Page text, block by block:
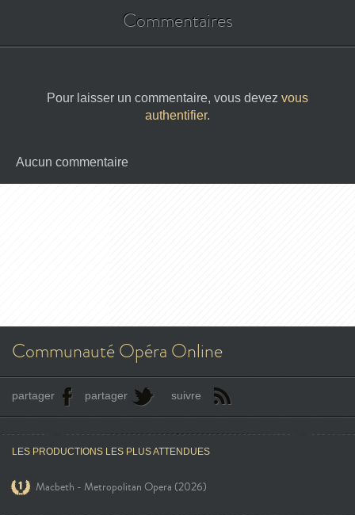
Commentaires
Pour laisser un commentaire, vous devez vous
authentifier.
Aucun commentaire
Communauté Opéra Online
partager partager suivre
LES PRODUCTIONS LES PLUS ATTENDUES
Macbeth - Metropolitan Opera (2026)